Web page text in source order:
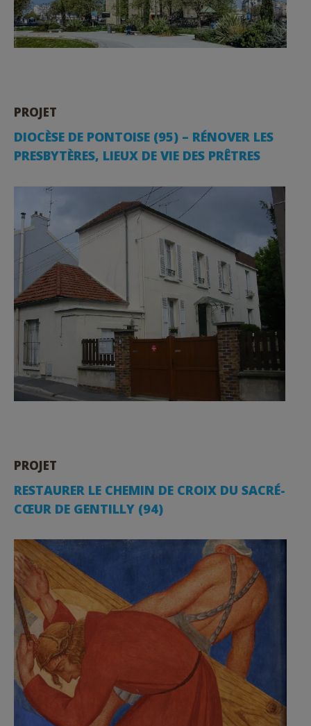
PROJET
DIOCÈSE DE PONTOISE (95) – RÉNOVER LES
PRESBYTÈRES, LIEUX DE VIE DES PRÊTRES
PROJET
RESTAURER LE CHEMIN DE CROIX DU SACRÉ-
CŒUR DE GENTILLY (94)